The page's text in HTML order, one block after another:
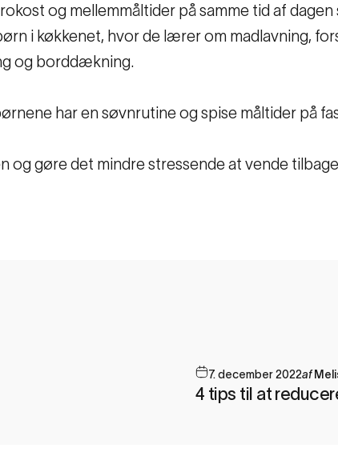
og mellemmåltider på samme tid af dagen
i køkkenet, hvor de lærer om madlavning,
og borddækning.
har en søvnrutine og spise måltider på
og gøre det mindre stressende at vende
7. december 2022af
4 tips til at